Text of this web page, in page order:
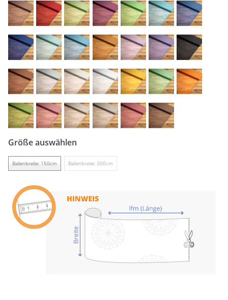
Gardinenstange
Stoffe
Panneaux
Größe auswählen
Ballenbreite: 150cm Ballenbreite: 300cm